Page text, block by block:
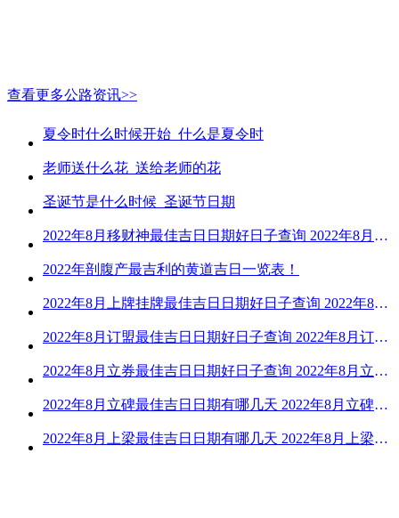
查看更多公路资讯>>
夏令时什么时候开始_什么是夏令时
老师送什么花_送给老师的花
圣诞节是什么时候_圣诞节日期
2022年8月移财神最佳吉日日期好日子查询 2022年8月移财神吉日一览
2022年剖腹产最吉利的黄道吉日一览表！
2022年8月上牌挂牌最佳吉日日期好日子查询 2022年8月上牌吉日精选
2022年8月订盟最佳吉日日期好日子查询 2022年8月订盟黄道吉日一览
2022年8月立券最佳吉日日期好日子查询 2022年8月立券的黄道吉日一览
2022年8月立碑最佳吉日日期有哪几天 2022年8月立碑吉日查询
2022年8月上梁最佳吉日日期有哪几天 2022年8月上梁的黄道吉日